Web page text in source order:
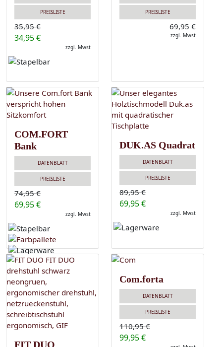
PREISLISTE
35,95 €
34,95 €
zzgl. Mwst
PREISLISTE
69,95 €
zzgl. Mwst
COM.FORT
Bank
DATENBLATT
PREISLISTE
74,95 €
69,95 €
zzgl. Mwst
DUK.AS Quadrat
DATENBLATT
PREISLISTE
89,95 €
69,95 €
zzgl. Mwst
FIT DUO
Com.forta
DATENBLATT
PREISLISTE
110,95 €
99,95 €